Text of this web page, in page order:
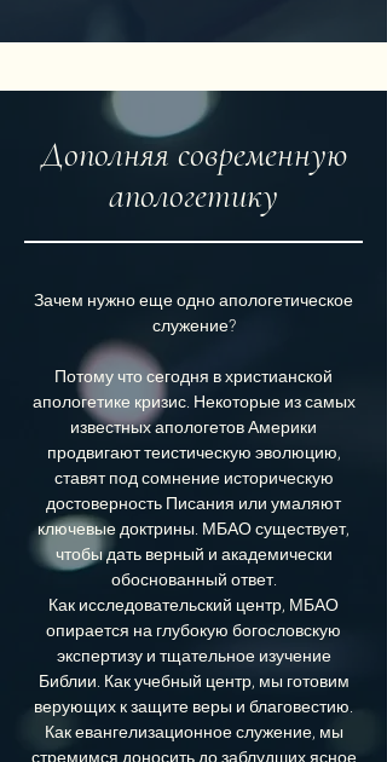
Дополняя современную
апологетику
Зачем нужно еще одно апологетическое
служение?
Потому что сегодня в христианской
апологетике кризис. Некоторые из самых
известных апологетов Америки
продвигают теистическую эволюцию,
ставят под сомнение историческую
достоверность Писания или умаляют
ключевые доктрины. МБАО существует,
чтобы дать верный и академически
обоснованный ответ.
Как исследовательский центр, МБАО
опирается на глубокую богословскую
экспертизу и тщательное изучение
Библии. Как учебный центр, мы готовим
верующих к защите веры и благовестию.
Как евангелизационное служение, мы